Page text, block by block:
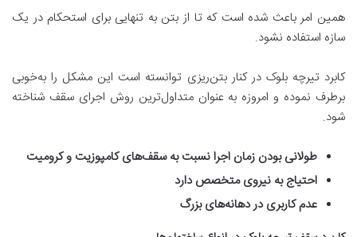
همین‌ امر باعث شده است که تا از بتن به‌ تنهایی برای استحکام در یک
سازه استفاده نشود.
کابرد تیرچه بلوک در کنار بتن‌ریزی توانسته است این مشکل را به‌خوبی
برطرف نموده و امروزه به عنوان متداول‌ترین روش اجرای سقف شناخته
شود.
طولانی بودن زمان اجرا نسبت به سقفهای کامپوزیت و کرومیت
احتیاج به نیروی متخصص دارد
عدم کاربری در دهانههای بزرگ